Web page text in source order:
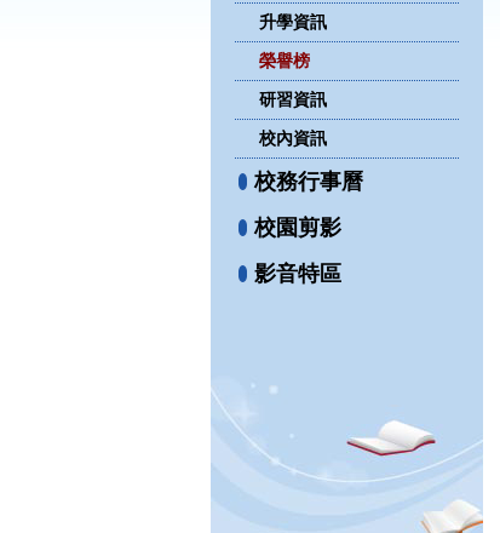
升學資訊
榮譽榜
研習資訊
校內資訊
校務行事曆
校園剪影
影音特區